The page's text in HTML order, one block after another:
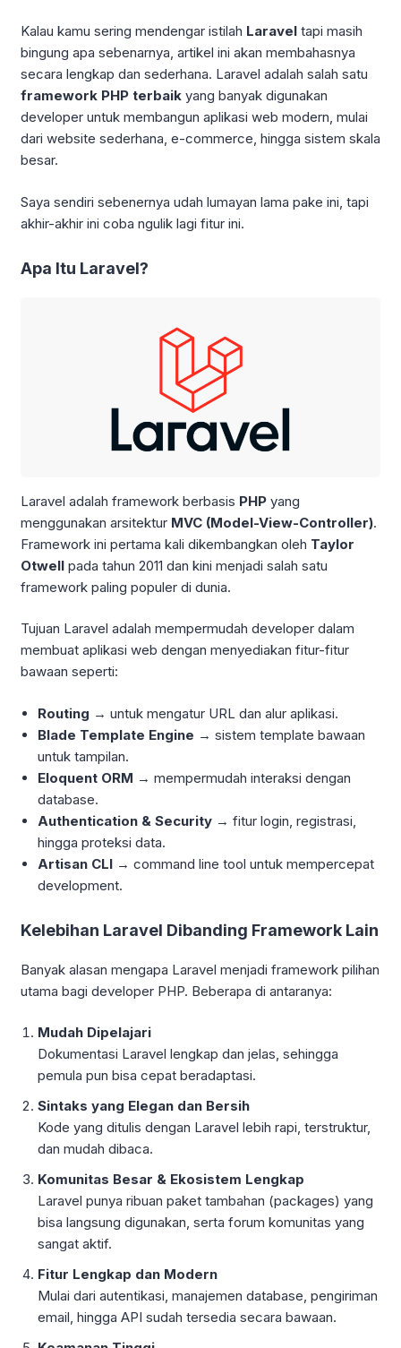
Kalau kamu sering mendengar istilah Laravel tapi masih
bingung apa sebenarnya, artikel ini akan membahasnya
secara lengkap dan sederhana. Laravel adalah salah satu
framework PHP terbaik yang banyak digunakan
developer untuk membangun aplikasi web modern, mulai
dari website sederhana, e-commerce, hingga sistem skala
besar.
Saya sendiri sebenernya udah lumayan lama pake ini, tapi
akhir-akhir ini coba ngulik lagi fitur ini.
Apa Itu Laravel?
Laravel adalah framework berbasis PHP yang
menggunakan arsitektur MVC (Model-View-Controller).
Framework ini pertama kali dikembangkan oleh Taylor
Otwell pada tahun 2011 dan kini menjadi salah satu
framework paling populer di dunia.
Tujuan Laravel adalah mempermudah developer dalam
membuat aplikasi web dengan menyediakan fitur-fitur
bawaan seperti:
Routing → untuk mengatur URL dan alur aplikasi.
Blade Template Engine → sistem template bawaan
untuk tampilan.
Eloquent ORM → mempermudah interaksi dengan
database.
Authentication & Security → fitur login, registrasi,
hingga proteksi data.
Artisan CLI → command line tool untuk mempercepat
development.
Kelebihan Laravel Dibanding Framework Lain
Banyak alasan mengapa Laravel menjadi framework pilihan
utama bagi developer PHP. Beberapa di antaranya:
Mudah Dipelajari
Dokumentasi Laravel lengkap dan jelas, sehingga
pemula pun bisa cepat beradaptasi.
Sintaks yang Elegan dan Bersih
Kode yang ditulis dengan Laravel lebih rapi, terstruktur,
dan mudah dibaca.
Komunitas Besar & Ekosistem Lengkap
Laravel punya ribuan paket tambahan (packages) yang
bisa langsung digunakan, serta forum komunitas yang
sangat aktif.
Fitur Lengkap dan Modern
Mulai dari autentikasi, manajemen database, pengiriman
email, hingga API sudah tersedia secara bawaan.